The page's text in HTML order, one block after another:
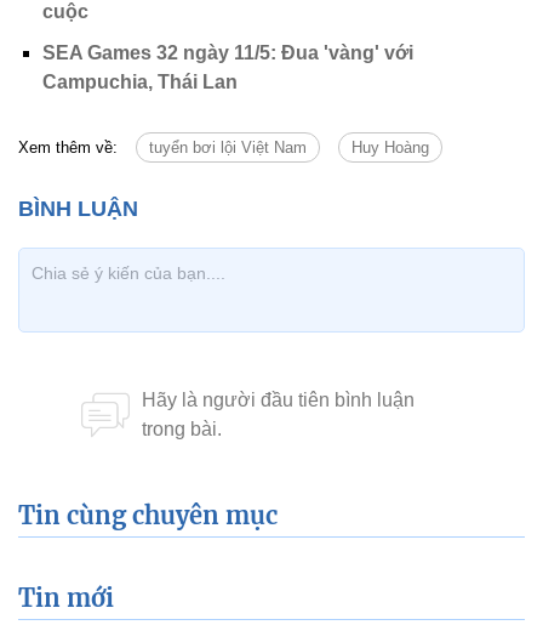
cuộc
SEA Games 32 ngày 11/5: Đua 'vàng' với
Campuchia, Thái Lan
Xem thêm về: tuyển bơi lội Việt Nam Huy Hoàng
Tin cùng chuyên mục
Tin mới